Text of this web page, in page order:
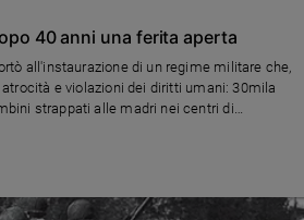
40 anni una ferita aperta
all'instaurazione di un regime militare che,
e violazioni dei diritti umani: 30mila
strappati alle madri nei centri di
famiglie. Presto il Vaticano aprirà gli